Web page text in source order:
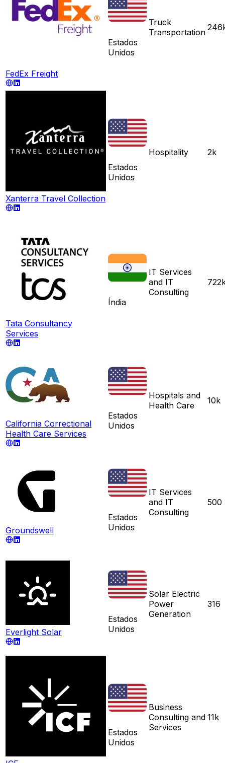
FedEx Freight
Estados
Unidos
Truck
Transportation
Xanterra Travel Collection
Estados
Unidos
Hospitality 2k
Tata Consultancy
Services
Índia
IT Services
and IT
Consulting
California Correctional
Health Care Services
Estados
Unidos
Hospitals and
Health Care
10k
Groundswell
Estados
Unidos
IT Services
and IT
Consulting
500
Everlight Solar
Estados
Unidos
Solar Electric
Power
Generation
316
Estados
Unidos
Business
Consulting and
Services
11k